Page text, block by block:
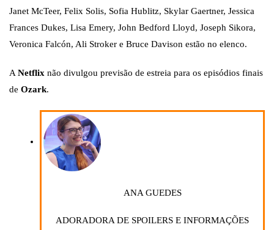
Janet McTeer, Felix Solis, Sofia Hublitz, Skylar Gaertner, Jessica
Frances Dukes, Lisa Emery, John Bedford Lloyd, Joseph Sikora,
Veronica Falcón, Ali Stroker e Bruce Davison estão no elenco.
A Netflix não divulgou previsão de estreia para os episódios finais
de Ozark.
ANA GUEDES
ADORADORA DE SPOILERS E INFORMAÇÕES